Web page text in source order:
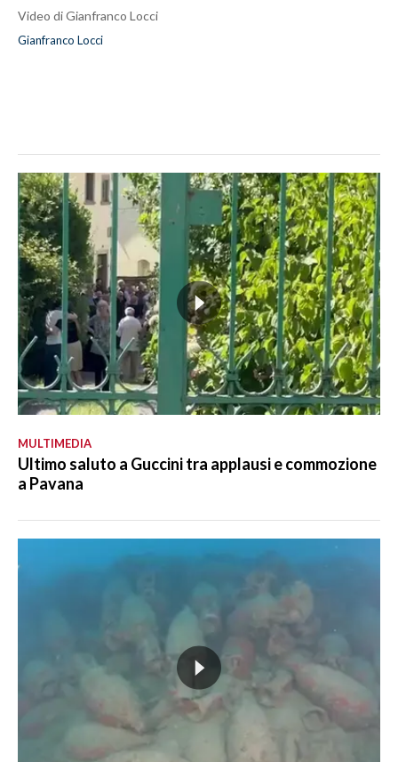
Video di Gianfranco Locci
Gianfranco Locci
MULTIMEDIA
Ultimo saluto a Guccini tra applausi e commozione
a Pavana